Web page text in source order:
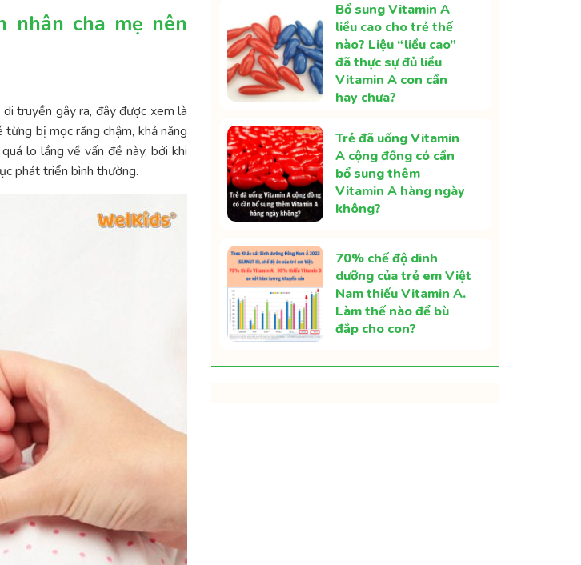
nhân cha mẹ nên
truyền gây ra, đây được xem là
bị mọc răng chậm, khả năng
lo lắng về vấn đề này, bởi khi
phát triển bình thường.
Bổ sung Vitamin A
liều cao cho trẻ thế
nào? Liệu “liều cao”
đã thực sự đủ liều
Vitamin A con cần
hay chưa?
Trẻ đã uống Vitamin
A cộng đồng có cần
bổ sung thêm
Vitamin A hàng ngày
không?
70% chế độ dinh
dưỡng của trẻ em Việt
Nam thiếu Vitamin A.
Làm thế nào để bù
đắp cho con?